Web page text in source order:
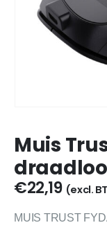
Muis
€22,19 (excl.
MUIS TRUST